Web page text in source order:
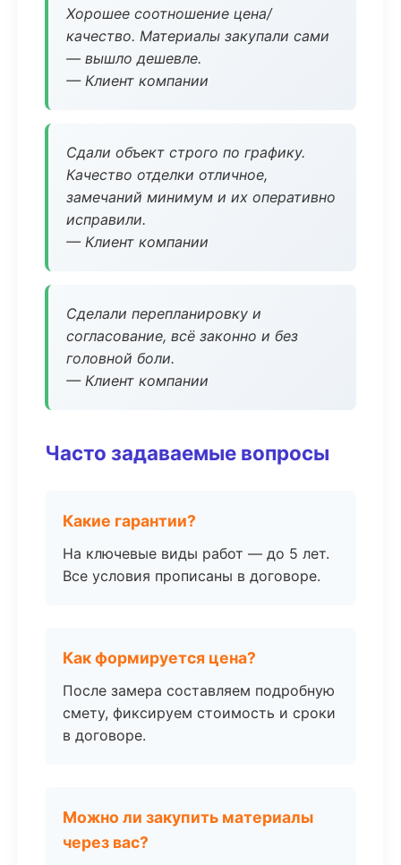
Хорошее соотношение цена/
качество. Материалы закупали сами
— вышло дешевле.
— Клиент компании
Сдали объект строго по графику.
Качество отделки отличное,
замечаний минимум и их оперативно
исправили.
— Клиент компании
Сделали перепланировку и
согласование, всё законно и без
головной боли.
— Клиент компании
Часто задаваемые вопросы
Какие гарантии?
На ключевые виды работ — до 5 лет.
Все условия прописаны в договоре.
Как формируется цена?
После замера составляем подробную
смету, фиксируем стоимость и сроки
в договоре.
Можно ли закупить материалы
через вас?